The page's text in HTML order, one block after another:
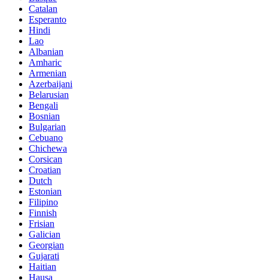
Catalan
Esperanto
Hindi
Lao
Albanian
Amharic
Armenian
Azerbaijani
Belarusian
Bengali
Bosnian
Bulgarian
Cebuano
Chichewa
Corsican
Croatian
Dutch
Estonian
Filipino
Finnish
Frisian
Galician
Georgian
Gujarati
Haitian
Hausa